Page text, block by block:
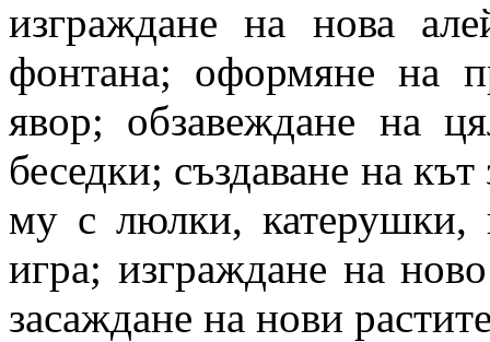
изграждане на нова
фонтана; оформяне на
явор; обзавеждане на
беседки; създаване на
му с люлки, катерушки,
игра; изграждане на
засаждане на нови